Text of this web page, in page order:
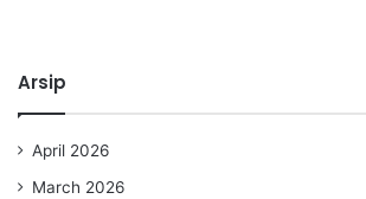
Arsip
April 2026
March 2026